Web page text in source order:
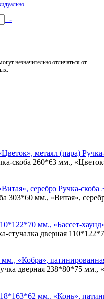
+-
незначительно отличаться от
скоба 260*63 мм.,
Ручка-скоба
303*60 мм., «Витая»,
стучалка дверная
дверная 238*80*75 мм.,